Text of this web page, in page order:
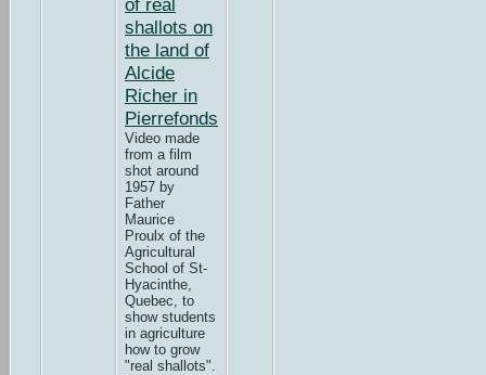
of real
shallots on
the land of
Alcide
Richer in
Pierrefonds
Video made
from a film
shot around
1957 by
Father
Maurice
Proulx of the
Agricultural
School of St-
Hyacinthe,
Quebec, to
show students
in agriculture
how to grow
"real shallots".